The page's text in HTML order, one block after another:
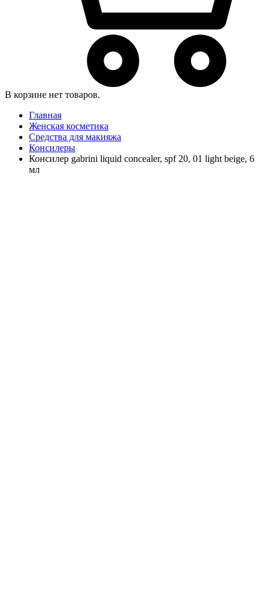
В корзине нет товаров.
Главная
Женская косметика
Средства для макияжа
Консилеры
Консилер gabrini liquid concealer, spf 20, 01 light beige, 6
мл